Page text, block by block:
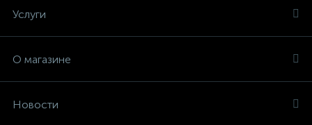
Услуги
О магазине
Новости